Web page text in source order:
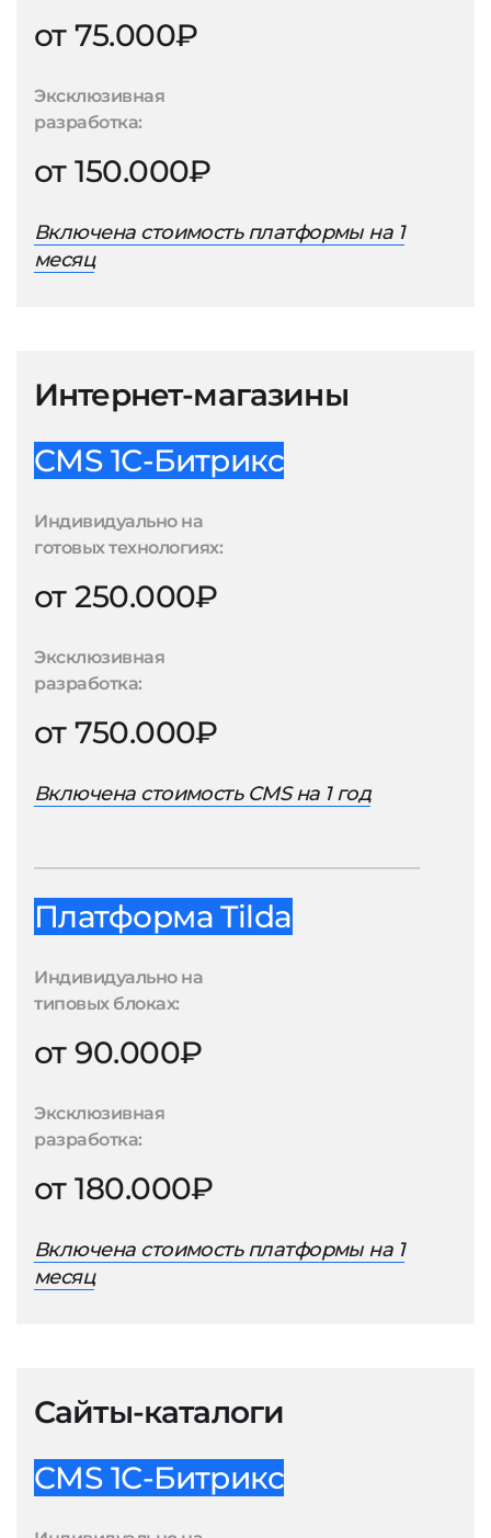
от 75.000₽
Эксклюзивная
разработка:
от 150.000₽
Включена стоимость платформы на 1
месяц
Интернет-магазины
CMS 1С-Битрикс
Индивидуально на
готовых технологиях:
от 250.000₽
Эксклюзивная
разработка:
от 750.000₽
Включена стоимость CMS на 1 год
Платформа Tilda
Индивидуально на
типовых блоках:
от 90.000₽
Эксклюзивная
разработка:
от 180.000₽
Включена стоимость платформы на 1
месяц
Сайты-каталоги
CMS 1С-Битрикс